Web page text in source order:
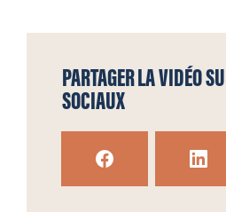
PARTAGER LA VIDÉO
SOCIAUX